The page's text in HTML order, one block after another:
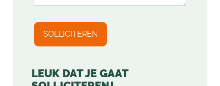
LEUK DAT JE GAAT